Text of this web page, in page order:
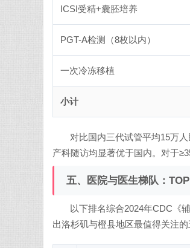
ICSI受精+囊胚培养
PGT-A检测（8枚以内）
一次冷冻移植
小计
对比国内三代试管平均15万
产科随访均显著优于国内。对于
五、医院与医生梯队：
以下排名综合2024年CDC《
出洛杉矶与橙县地区最值得关注的